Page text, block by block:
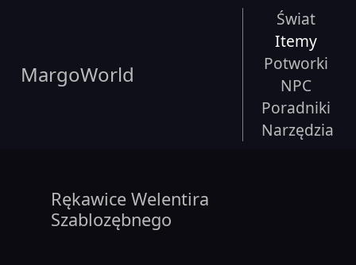
MargoWorld
Świat
Itemy
Potworki
NPC
Poradniki
Narzędzia
Rękawice Welentira
Szablozębnego